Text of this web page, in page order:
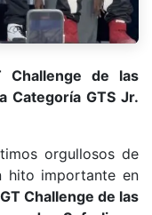
Challenge de las
Categoría GTS Jr.
orgullosos de
hito importante en
GT Challenge de las